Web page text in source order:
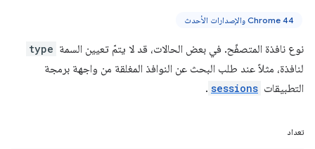
Chrome 44 والإصدارات الأحدث
نوع نافذة المتصفّح. في بعض الحالات، قد لا يتمّ تعيين السمة type
لنافذة، مثلاً عند طلب البحث عن النوافذ المغلقة من واجهة برمجة
التطبيقات sessions
.
تعداد